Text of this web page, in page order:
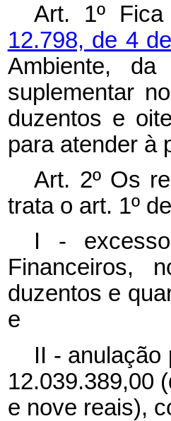
Art. 1º
12.798, de 4
Ambiente,
suplementar
duzentos e
para atender à
Art. 2º Os
trata o art. 1º
I -
Financeiros,
duzentos e
e
II - anulação
12.039.389,00
e nove reais),